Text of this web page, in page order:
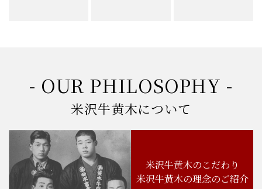
- OUR PHILOSOPHY -
米沢牛黄木について
米沢牛黄木のこだわり
米沢牛黄木の理念のご紹介